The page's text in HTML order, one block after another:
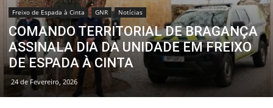
Freixo de Espada à Cinta GNR Notícias
COMANDO TERRITORIAL DE BRAGANÇA
ASSINALA DIA DA UNIDADE EM FREIXO
DE ESPADA À CINTA
24 de Fevereiro, 2026